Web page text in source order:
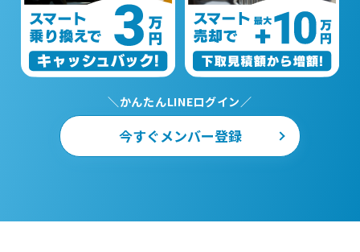
＼かんたんLINEログイン／
今すぐメンバー登録